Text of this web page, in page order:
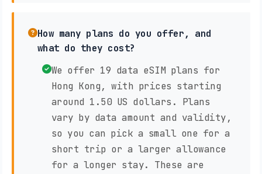
How many plans do you offer, and
what do they cost?
We offer 19 data eSIM plans for
Hong Kong, with prices starting
around 1.50 US dollars. Plans
vary by data amount and validity,
so you can pick a small one for a
short trip or a larger allowance
for a longer stay. These are